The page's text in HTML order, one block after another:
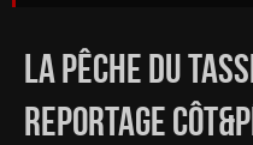
LA PÊCHE DU
REPORTAGE